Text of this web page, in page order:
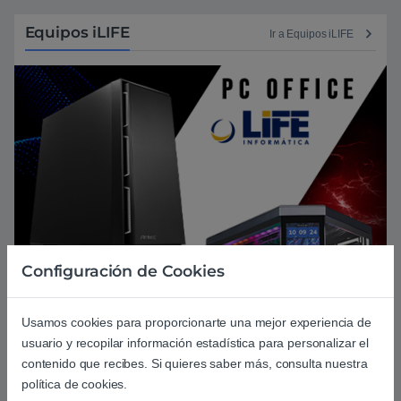
Equipos iLIFE Ir a Equipos iLIFE
Configuración de Cookies
Usamos cookies para proporcionarte una mejor experiencia de
usuario y recopilar información estadística para personalizar el
contenido que recibes. Si quieres saber más, consulta nuestra
política de cookies.